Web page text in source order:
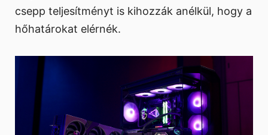
csepp teljesítményt is kihozzák anélkül, hogy a
hőhatárokat elérnék.